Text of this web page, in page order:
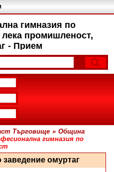
гимназия по
лека промишленост,
- Прием
Търговище » Община
гимназия по
заведение омуртаг